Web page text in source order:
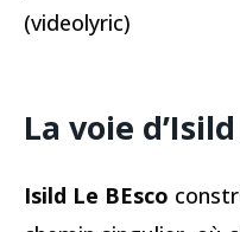
(videolyric)
La voie
Isild Le BEsco